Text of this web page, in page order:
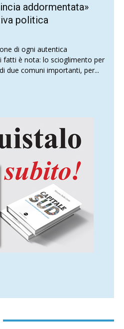
addormentata»
politica
di ogni autentica
fatti è nota: lo scioglimento per
due comuni importanti, per...